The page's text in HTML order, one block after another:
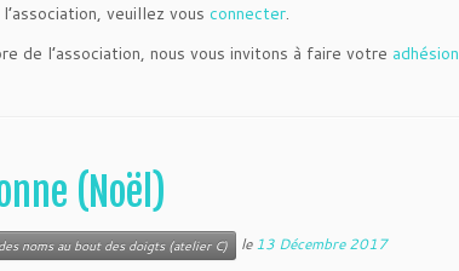
veuillez vous connecter.
de l’association, nous vous invitons à faire votre adhésion
(Noël)
noms au bout des doigts (atelier C) le13 Décembre 2017